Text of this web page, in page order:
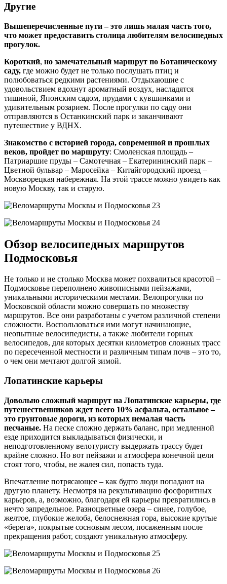
Другие
Вышеперечисленные пути – это лишь малая часть того,
что может предоставить столица любителям велосипедных
прогулок.
Короткий, но замечательный маршрут по Ботаническому
саду, где можно будет не только послушать птиц и
полюбоваться редкими растениями. Отдыхающие с
удовольствием вдохнут ароматный воздух, насладятся
тишиной, Японским садом, прудами с кувшинками и
удивительным розарием. После прогулки по саду они
отправляются в Останкинский парк и заканчивают
путешествие у ВДНХ.
Знакомство с историей города, современной и прошлых
веков, пройдет по маршруту: Смоленская площадь –
Патриаршие пруды – Самотечная – Екатерининский парк –
Цветной бульвар – Маросейка – Китайгородский проезд –
Москворецкая набережная. На этой трассе можно увидеть как
новую Москву, так и старую.
Обзор велосипедных маршрутов
Подмосковья
Не только и не столько Москва может похвалиться красотой –
Подмосковье переполнено живописными пейзажами,
уникальными историческими местами. Велопрогулки по
Московской области можно совершать по множеству
маршрутов. Все они разработаны с учетом различной степени
сложности. Воспользоваться ими могут начинающие,
неопытные велосипедисты, а также любители горных
велосипедов, для которых десятки километров сложных трасс
по пересеченной местности и различным типам почв – это то,
о чем они мечтают долгой зимой.
Лопатинские карьеры
Довольно сложный маршрут на Лопатинские карьеры, где
путешественников ждет всего 10% асфальта, остальное –
это грунтовые дороги, из которых немалая часть
песчаные. На песке сложно держать баланс, при медленной
езде приходится выкладываться физически, и
неподготовленному велотуристу выдержать трассу будет
крайне сложно. Но вот пейзажи и атмосфера конечной цели
стоят того, чтобы, не жалея сил, попасть туда.
Впечатление потрясающее – как будто люди попадают на
другую планету. Несмотря на рекультивацию фосфоритных
карьеров, а, возможно, благодаря ей карьеры превратились в
нечто запредельное. Разноцветные озера – синее, голубое,
желтое, глубокие желоба, белоснежная гора, высокие крутые
«берега», покрытые сосновым лесом, посаженным после
прекращения работ, создают уникальную атмосферу.